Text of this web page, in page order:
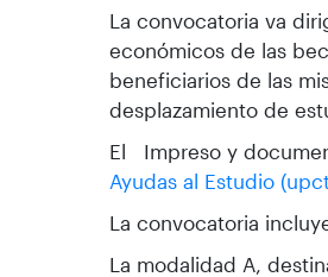
La convocatoria va
económicos de las
beneficiarios de las
desplazamiento de
El Impreso y
Ayudas al Estudio
La convocatoria
La modalidad A,